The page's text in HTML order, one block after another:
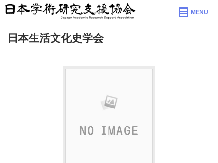
MENU
日本生活文化史学会